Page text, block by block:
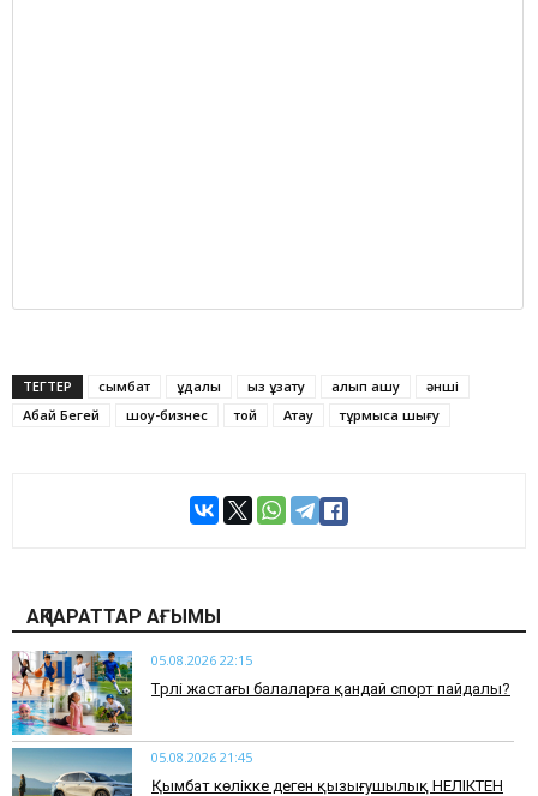
ТЕГТЕР сымбат құдалық қыз ұзату алып қашу
әнші
Абай Бегей
шоу-бизнес той Ақтау тұрмысқа шығу
АҚПАРАТТАР АҒЫМЫ
05.08.2026 22:15
​Түрлі жастағы балаларға қандай спорт пайдалы?
05.08.2026 21:45
Қымбат көлікке деген қызығушылық НЕЛІКТЕН